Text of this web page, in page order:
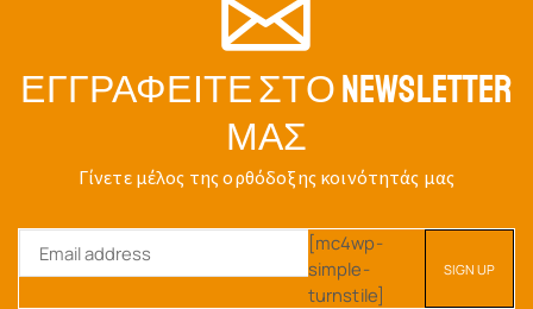
ΕΓΓΡΑΦΕΊΤΕ ΣΤΟ NEWSLETTER
ΜΑΣ
Γίνετε μέλος της ορθόδοξης κοινότητάς μας
[mc4wp-
simple-
turnstile]